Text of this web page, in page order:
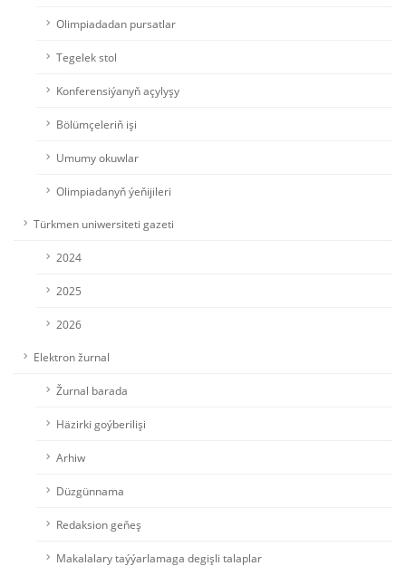
Olimpiadadan pursatlar
Tegelek stol
Konferensiýanyň açylyşy
Bölümçeleriň işi
Umumy okuwlar
Olimpiadanyň ýeňijileri
Türkmen uniwersiteti gazeti
2024
2025
2026
Elektron žurnal
Žurnal barada
Häzirki goýberilişi
Arhiw
Düzgünnama
Redaksion geňeş
Makalalary taýýarlamaga degişli talaplar